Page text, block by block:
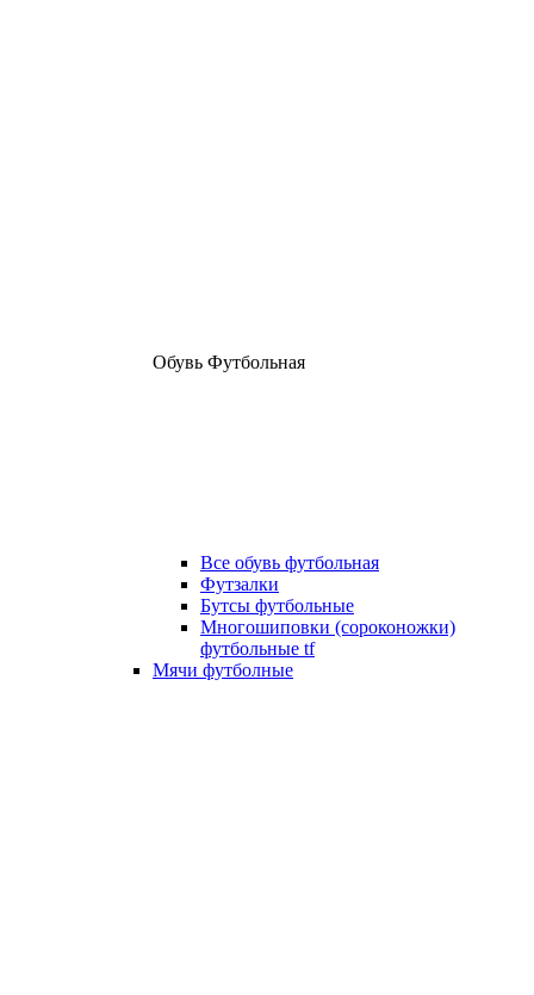
Обувь Футбольная
Все обувь футбольная
Футзалки
Бутсы футбольные
Многошиповки (сороконожки)
футбольные tf
Мячи футболные